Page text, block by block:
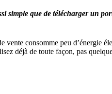
simple que de télécharger un
consomme peu d’énergie
déjà de toute façon, pas